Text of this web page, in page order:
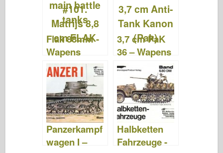
Flak 88mm -
Wapens
Arsenaal 101
3,7 cm PaK
36 – Wapens
Arsenal 029
Panzerkampf
wagen I –
Halbketten
Fahrzeuge -